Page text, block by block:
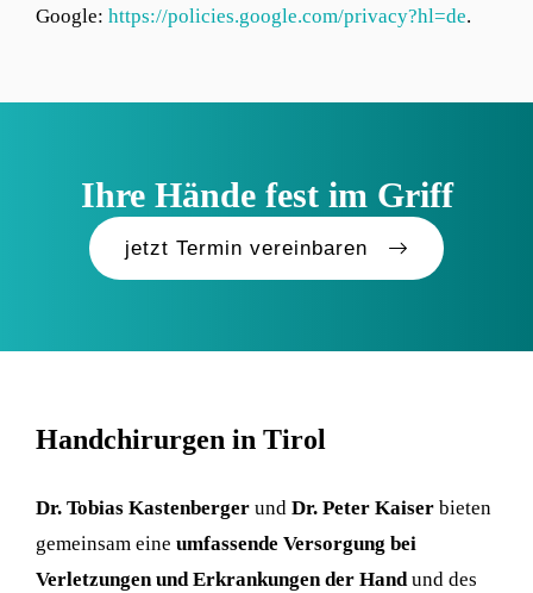
Google: https://policies.google.com/privacy?hl=de.
Ihre Hände fest im Griff
jetzt Termin vereinbaren
Handchirurgen in Tirol
Dr. Tobias Kastenberger und Dr. Peter Kaiser bieten
gemeinsam eine umfassende Versorgung bei
Verletzungen und Erkrankungen der Handund des